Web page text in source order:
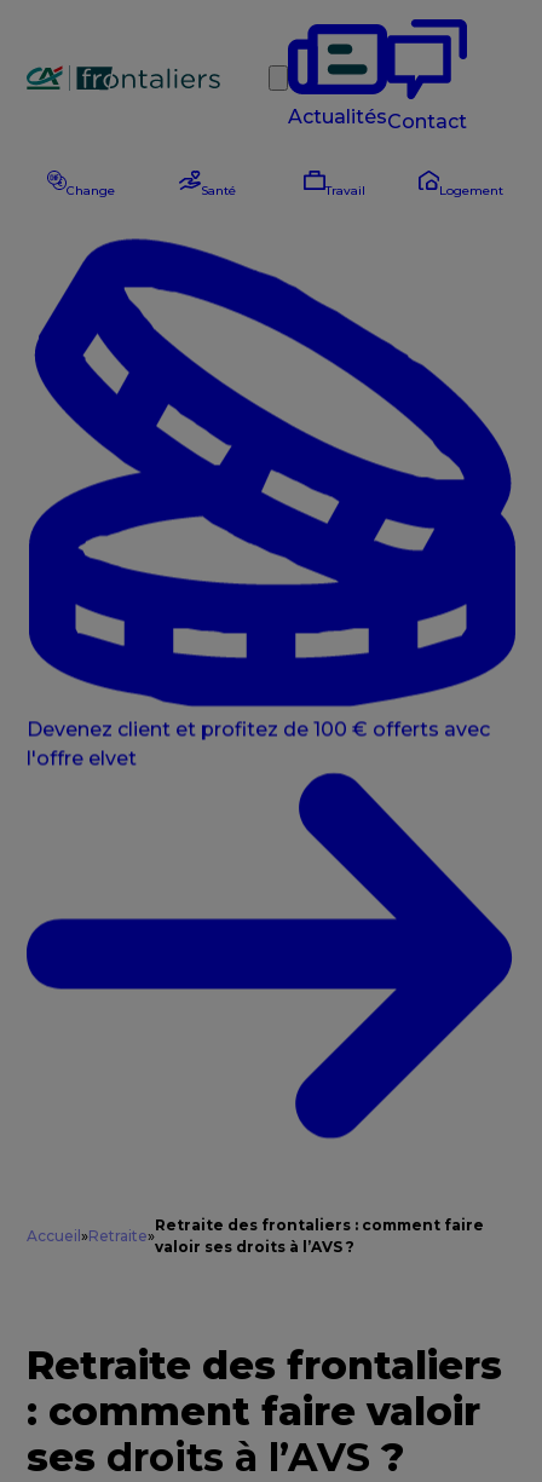
Rechercher
ActualitésContact
Change Santé Travail Logement
Devenez client et profitez de 100 € offerts avec
l'offre elvet
Accueil»Retraite»
Retraite des frontaliers : comment faire
valoir ses droits à l’AVS ?
Retraite des frontaliers
: comment faire valoir
ses droits à l’AVS ?